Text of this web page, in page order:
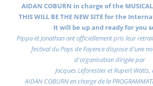
AIDAN COBURN in charge of the MUSICAL
THIS WILL BE THE NEW SITE for the
It will be up and ready for you
Pippa et Jonathan ont officiellement pris leur
festival du Pays de Fayence dispose d'une
d'organisation dirigée par
Jacques Leforestier et Rupert Watts,
AIDAN COBURN en charge de la